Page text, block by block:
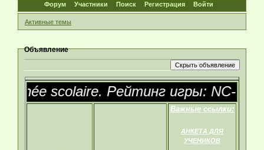
Форум Участники Поиск Регистрация Войти
Активные темы
Объявление
scolaire. Рейтинг игры: NC-17
Важные ссылки:
АНКЕТА ДЛЯ
УЧЕНИКОВ